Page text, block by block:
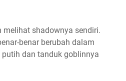
melihat shadownya sendiri.
benar berubah dalam
dan tanduk goblinnya